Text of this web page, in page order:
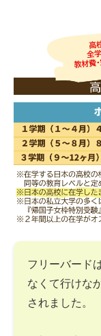
フリーバード
なくて行けな
されました。